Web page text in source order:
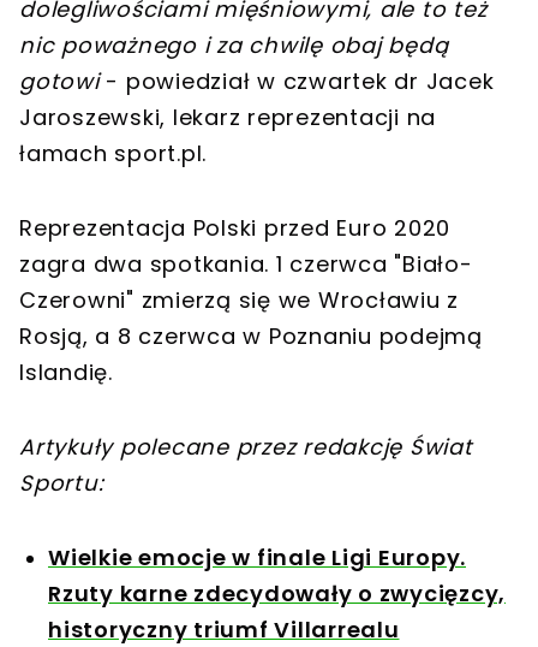
dolegliwościami mięśniowymi, ale to też
nic poważnego i za chwilę obaj będą
gotowi- powiedział w czwartek dr Jacek
Jaroszewski, lekarz reprezentacji na
łamach sport.pl.
Reprezentacja Polski przed Euro 2020
zagra dwa spotkania. 1 czerwca "Biało-
Czerowni" zmierzą się we Wrocławiu z
Rosją, a 8 czerwca w Poznaniu podejmą
Islandię.
Artykuły polecane przez redakcję Świat
Sportu:
Wielkie emocje w finale Ligi Europy.
Rzuty karne zdecydowały o zwycięzcy,
historyczny triumf Villarrealu